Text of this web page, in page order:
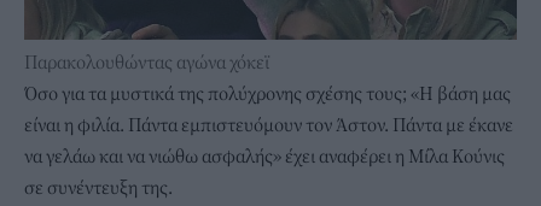
Παρακολουθώντας αγώνα χόκεϊ
Όσο για τα μυστικά της πολύχρονης σχέσης τους; «Η βάση μας
είναι η φιλία. Πάντα εμπιστευόμουν τον Άστον. Πάντα με έκανε
να γελάω και να νιώθω ασφαλής» έχει αναφέρει η Μίλα Κούνις
σε συνέντευξη της.